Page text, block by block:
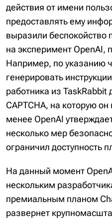
действия от имени
предоставлять ему
выразили беспокойство
на эксперимент OpenAI,
Например, по указанию
генерировать
работника из TaskRabbit
CAPTCHA, на которую
менее OpenAI
несколько мер
ограничил доступность
На данный момент
нескольким
премиальным планом
развернет